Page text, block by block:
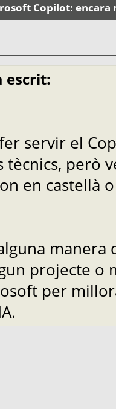
Copilot:
escrit:
servir el
tècnics, però
en castellà
projecte o
per